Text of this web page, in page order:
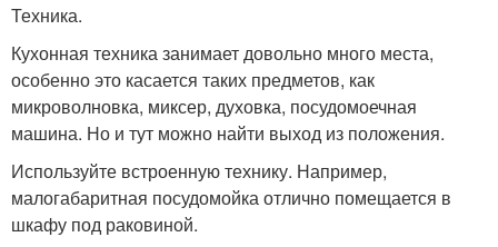
Техника.
Кухонная техника занимает довольно много места,
особенно это касается таких предметов, как
микроволновка, миксер, духовка, посудомоечная
машина. Но и тут можно найти выход из положения.
Используйте встроенную технику. Например,
малогабаритная посудомойка отлично помещается в
шкафу под раковиной.